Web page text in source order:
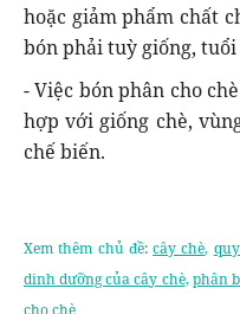
hoặc giảm phẩm chất
bón phải tuỳ giống, tuổi
- Việc bón phân cho
hợp với giống chè,
chế biến.
Xem thêm chủ đề:cây chè,
dinh dưỡng của cây chè,phân
cho chè